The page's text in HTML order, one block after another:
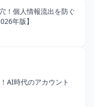
！個人情報流出を防ぐ
年版】
AI時代のアカウント